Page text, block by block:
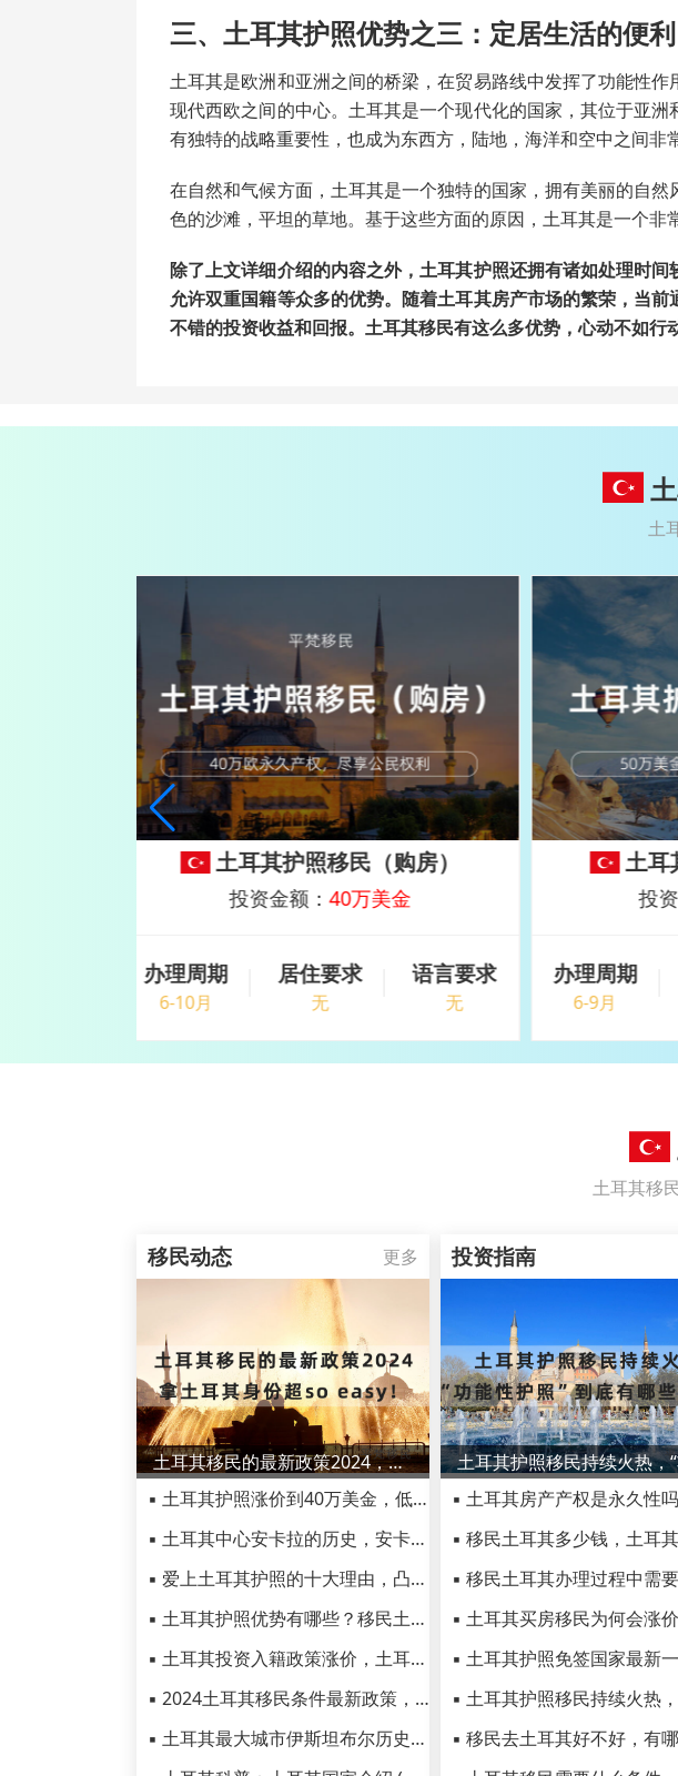
三、土耳其护照优势之三：定居生活的便利
土耳其是欧洲和亚洲之间的桥梁，在贸易路线中发挥了功能性
现代西欧之间的中心。土耳其是一个现代化的国家，其位于亚
有独特的战略重要性，也成为东西方，陆地，海洋和空中之间非
在自然和气候方面，土耳其是一个独特的国家，拥有美丽的自
色的沙滩，平坦的草地。基于这些方面的原因，土耳其是一个非
除了上文详细介绍的内容之外，土耳其护照还拥有诸如处理时
允许双重国籍等众多的优势。随着土耳其房产市场的繁荣，当
不错的投资收益和回报。土耳其移民有这么多优势，心动不如行
土
土耳其护照移民（存款）
投资金额：50万美元
办理周期
6-9月
居住要求
无
语言要求
无
土
办理周期
6-10月
土耳其移
移民动态 更多
土耳其移民的最新政策2024，拿土耳其身份超so easy！
▪ 土耳其护照涨价到40万美金，低价投资入籍计划说再见
▪ 土耳其中心安卡拉的历史，安卡拉十大最佳旅游景点
▪ 爱上土耳其护照的十大理由，凸显土耳其护照超高含金量！
▪ 土耳其护照优势有哪些？移民土耳其的三大优势总结
▪ 土耳其投资入籍政策涨价，土耳其房产市场的影响有哪些
▪ 2024土耳其移民条件最新政策，想移民土耳其的看过来
▪ 土耳其最大城市伊斯坦布尔历史，伊斯坦布尔六大旅游景点
投资指南